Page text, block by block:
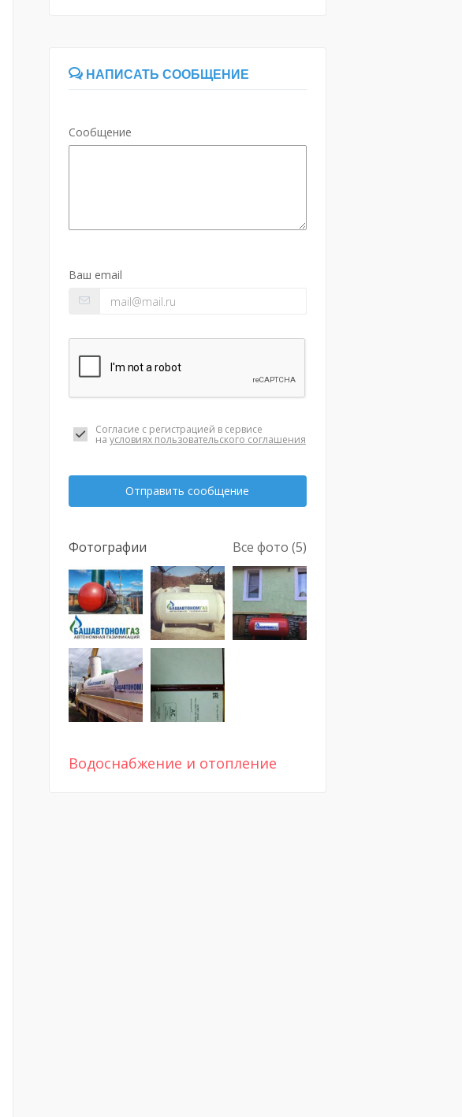
НАПИСАТЬ СООБЩЕНИЕ
Сообщение
Ваш email
Согласие с регистрацией в сервисе
на условиях пользовательского соглашения
Отправить сообщение
Фотографии Все фото (5)
Водоснабжение и отопление